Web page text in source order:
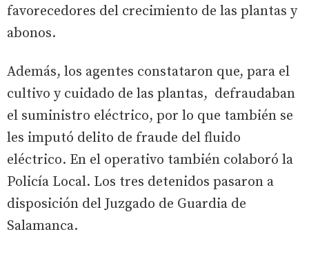
favorecedores del crecimiento de las plantas y
abonos.
Además, los agentes constataron que, para el
cultivo y cuidado de las plantas, defraudaban
el suministro eléctrico, por lo que también se
les imputó delito de fraude del fluido
eléctrico. En el operativo también colaboró la
Policía Local. Los tres detenidos pasaron a
disposición del Juzgado de Guardia de
Salamanca.